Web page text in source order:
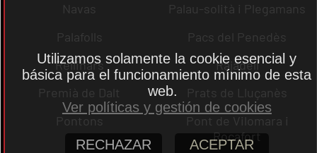
Navas
Palau-solità i Plegamans
Palafolls
Pacs del Penedès
Rellinars
Rajadell
Premià de Dalt
Prats de Lluçanès
Pontons
Pont de Vilomara i
Rocafort
Utilizamos solamente la cookie esencial y
básica para el funcionamiento mínimo de esta
web.
Ver políticas y gestión de cookies
RECHAZAR ACEPTAR